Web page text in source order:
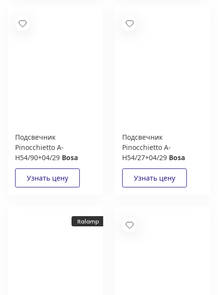
Подсвечник
Pinocchietto A-
H54/90+04/29 Bosa
Подсвечник
Pinocchietto A-
H54/27+04/29 Bosa
Italamp